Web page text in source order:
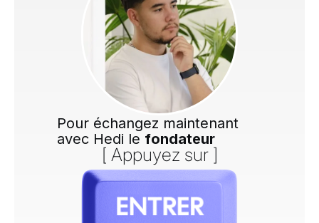
Pour échangez maintenant
avec Hedi le fondateur
[ Appuyez sur ]